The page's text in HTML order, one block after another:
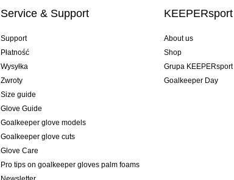
Service & Support
Support
Płatność
Wysyłka
Zwroty
Size guide
Glove Guide
Goalkeeper glove models
Goalkeeper glove cuts
Glove Care
Pro tips on goalkeeper gloves palm foams
KEEPERsport
About us
Shop
Grupa KEEPERsport
Goalkeeper Day